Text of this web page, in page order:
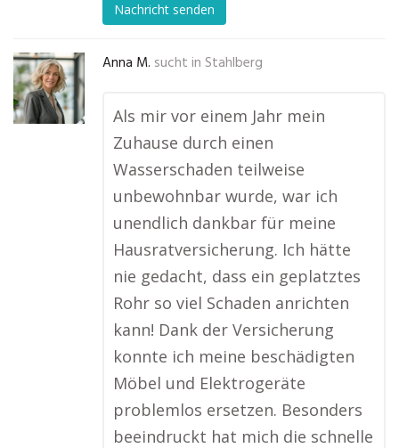
Nachricht senden
Anna M. sucht in Stahlberg
Als mir vor einem Jahr mein
Zuhause durch einen
Wasserschaden teilweise
unbewohnbar wurde, war ich
unendlich dankbar für meine
Hausratversicherung. Ich hätte
nie gedacht, dass ein geplatztes
Rohr so viel Schaden anrichten
kann! Dank der Versicherung
konnte ich meine beschädigten
Möbel und Elektrogeräte
problemlos ersetzen. Besonders
beeindruckt hat mich die schnelle